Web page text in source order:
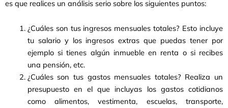
es que realices un análisis serio sobre los siguientes puntos:
¿Cuáles son tus ingresos mensuales totales? Esto incluye
tu salario y los ingresos extras que puedas tener por
ejemplo si tienes algún inmueble en renta o si recibes
una pensión, etc.
¿Cuáles son tus gastos mensuales totales? Realiza un
presupuesto en el que incluyas los gastos cotidianos
como alimentos, vestimenta, escuelas, transporte,